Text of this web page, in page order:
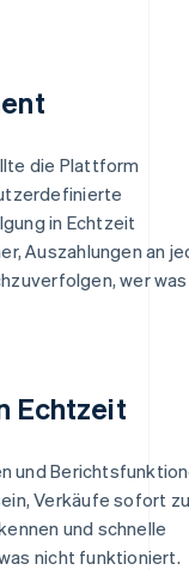
die Plattform
in Echtzeit
Auszahlungen an
wer
Echtzeit
und
Verkäufe sofort zu
und schnelle
nicht funktioniert.